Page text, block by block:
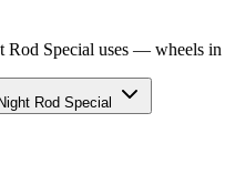
Rod Special uses — wheels in
Rod Special